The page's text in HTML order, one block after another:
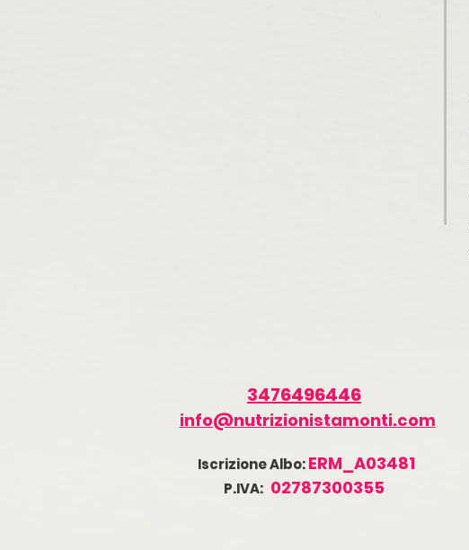
3476496446
info@nutrizionistamonti.com
Iscrizione Albo:ERM_A03481
P.IVA: 02787300355